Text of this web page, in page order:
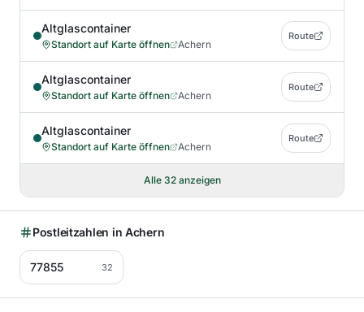
Altglascontainer
Standort auf Karte öffnen Achern
Route
Altglascontainer
Standort auf Karte öffnen Achern
Route
Altglascontainer
Standort auf Karte öffnen Achern
Route
Alle 32anzeigen
Postleitzahlen in Achern
77855 32